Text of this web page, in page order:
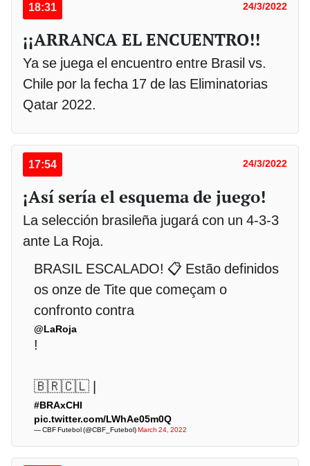
18:31 24/3/2022
¡¡ARRANCA EL ENCUENTRO!!
Ya se juega el encuentro entre Brasil vs.
Chile por la fecha 17 de las Eliminatorias
Qatar 2022.
17:54 24/3/2022
¡Así sería el esquema de juego!
La selección brasileña jugará con un 4-3-3
ante La Roja.
BRASIL ESCALADO! 📋 Estão definidos
os onze de Tite que começam o
confronto contra
@LaRoja
!
🇧🇷🇨🇱 |
#BRAxCHI
pic.twitter.com/LWhAe05m0Q
— CBF Futebol (@CBF_Futebol)March 24, 2022